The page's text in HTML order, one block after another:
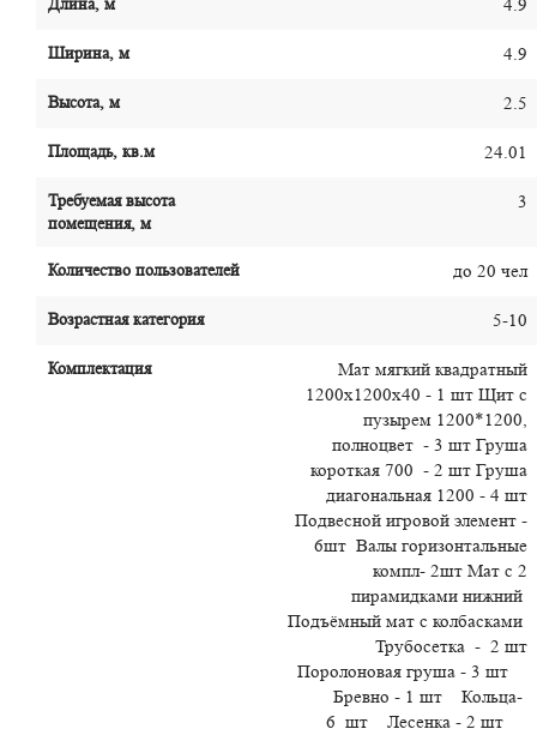
4.9
Ширина, м 4.9
Высота, м 2.5
Площадь, кв.м 24.01
Требуемая высота
помещения, м
3
Количество пользователей до 20 чел
Возрастная категория 5-10
Комплектация
Мат мягкий квадратный
1200х1200х40 - 1 шт Щит с
пузырем 1200*1200,
полноцвет - 3 шт Груша
короткая 700 - 2 шт Груша
диагональная 1200 - 4 шт
Подвесной игровой элемент -
6шт Валы горизонтальные
компл- 2шт Мат с 2
пирамидками нижний
Подъёмный мат с колбасками
Трубосетка - 2 шт
Поролоновая груша - 3 шт
Бревно - 1 шт Кольца-
6 шт Лесенка - 2 шт